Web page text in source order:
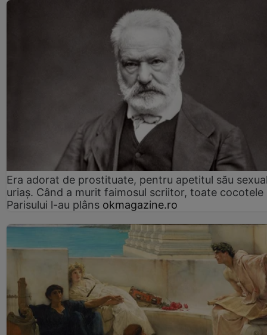
Era adorat de prostituate, pentru apetitul său
uriaș. Când a murit faimosul scriitor, toate cocotele
Parisului l-au plâns okmagazine.ro